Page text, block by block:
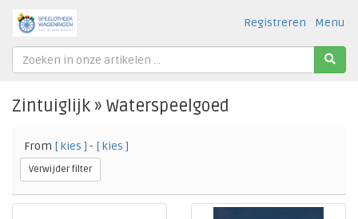
Menu
Registreren
Zintuiglijk » Waterspeelgoed
From [ kies ] - [ kies ]
Verwijder filter